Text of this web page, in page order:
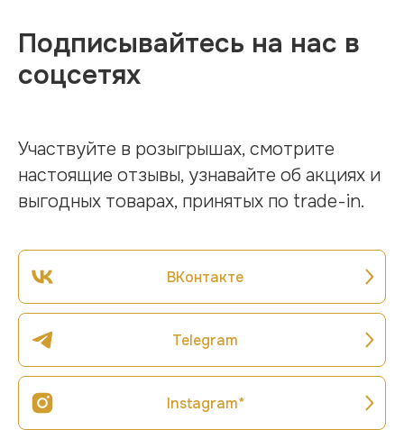
Подписывайтесь на нас в
соцсетях
Участвуйте в розыгрышах, смотрите
настоящие отзывы, узнавайте об акциях и
выгодных товарах, принятых по trade-in.
ВКонтакте
Telegram
Instagram*